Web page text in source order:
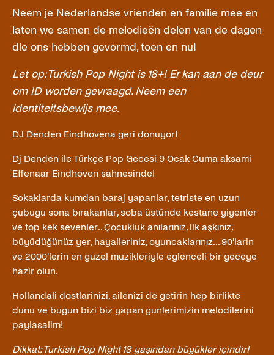
Neem je Nederlandse vrienden en familie mee en
laten we samen de melodieën delen van de dagen
die ons hebben gevormd, toen en nu!
Let op: Turkish Pop Night is 18+! Er kan aan de deur
om ID worden gevraagd. Neem een
identiteitsbewijs mee.
DJ Denden Eindhovena geri donuyor!
Dj Denden ile Türkçe Pop Gecesi 9 Ocak Cuma aksami
Effenaar Eindhoven sahnesinde!
Sokaklarda kumdan baraj yapanlar, tetriste en uzun
çubugu sona bırakanlar, soba üstünde kestane yiyenler
ve top kek sevenler.. Çocukluk anılarınız, ilk aşkınız,
büyüdüğünüz yer, hayalleriniz, oyuncaklarınız... 90'larin
ve 2000'lerin en guzel muzikleriyle eglenceli bir geceye
hazir olun.
Hollandali dostlarinizi, ailenizi de getirin hep birlikte
dunu ve bugun bizi biz yapan gunlerimizin melodilerini
paylasalim!
Dikkat: Turkish Pop Night 18 yaşından büyükler içindir!